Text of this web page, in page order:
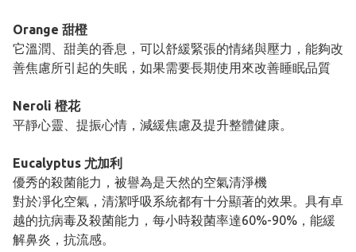
Orange 甜橙
​它溫潤、甜美的香息，可以舒緩緊張的情緒與壓力，能夠改
善焦慮所引起的失眠，如果需要長期使用來改善睡眠品質
Neroli 橙花
平靜心靈、提振心情，減緩焦慮及提升整體健康。
Eucalyptus 尤加利
優秀的殺菌能力，被譽為是天然的空氣清淨機
對於凈化空氣，清潔呼吸系統都有十分顯著的效果。具有卓
越的抗病毒及殺菌能力，每小時殺菌率達60%-90%，能緩
解鼻炎，抗流感。